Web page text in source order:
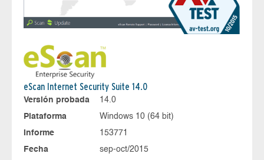
eScan Internet Security Suite 14.0
Versión probada
14.0
Plataforma
Windows 10 (64 bit)
Informe
153771
Fecha
sep-oct/2015